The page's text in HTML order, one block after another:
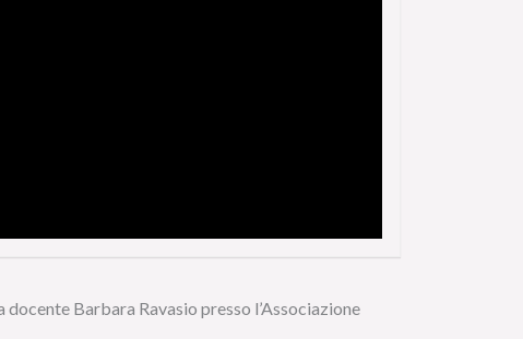
Barbara Ravasio presso l’Associazione